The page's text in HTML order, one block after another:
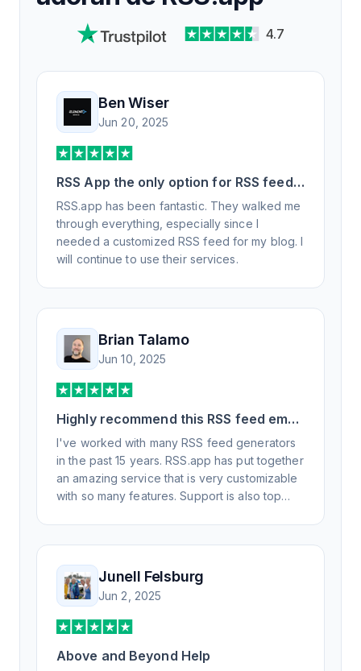
4.7
Ben Wiser
Jun 20, 2025
RSS App the only option for RSS feed
generation
RSS.app has been fantastic. They walked me
through everything, especially since I
needed a customized RSS feed for my blog. I
will continue to use their services.
Brian Talamo
Jun 10, 2025
Highly recommend this RSS feed email
/ widget generator service.
I've worked with many RSS feed generators
in the past 15 years. RSS.app has put together
an amazing service that is very customizable
with so many features. Support is also top
professionally. Highly recommend for all your
RSS feed needs. Our trucking news hub
website couldn't work without it. Thank you.
Junell Felsburg
Jun 2, 2025
Above and Beyond Help